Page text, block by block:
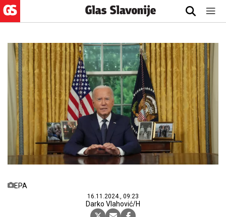
EPA
16.11.2024., 09:23
Darko Vlahović/H